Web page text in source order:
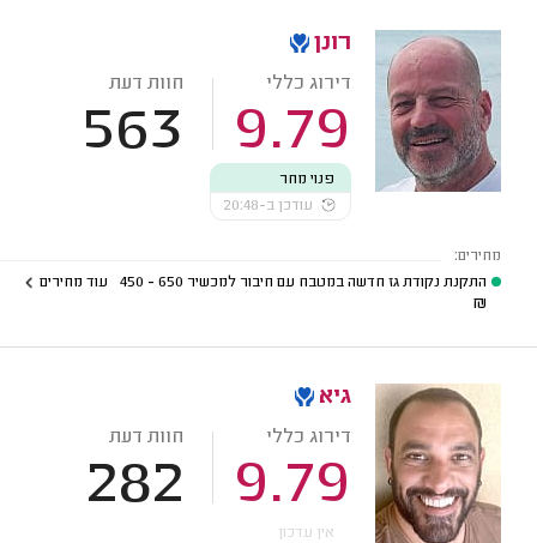
רונן
דירוג כללי
9.79
חוות דעת
563
פנוי מחר
עודכן ב-20:48
מחירים:
התקנת נקודת גז חדשה במטבח עם חיבור למכשיר 650 - 450
₪
עוד מחירים
גיא
דירוג כללי
9.79
חוות דעת
282
אין עדכון